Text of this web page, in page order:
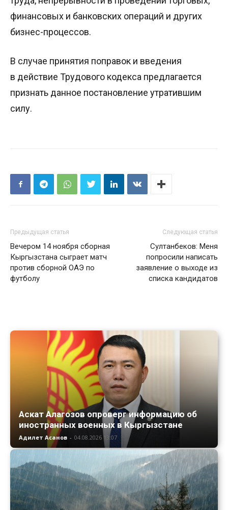
финансовых и банковских операций и других
бизнес-процессов.
В случае принятия поправок и введения
в действие Трудового кодекса предлагается
признать данное постановление утратившим
силу.
Предыдущая статья
Вечером 14 ноября сборная
Кыргызстана сыграет матч
против сборной ОАЭ по
футболу
Следующая статья
Султанбеков: Меня
попросили написать
заявление о выходе из
списка кандидатов
Аскат Алагозов опроверг информацию об
иностранных военных в Кыргызстане
Адилет Асанов - 04.08.2026 13:07